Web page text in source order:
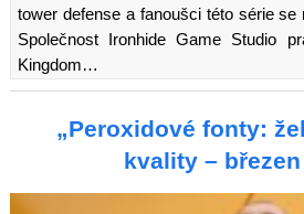
tower defense a fanoušci této série
Společnost Ironhide Game Studio
Kingdom…
„Peroxidové fonty:
kvality – březen